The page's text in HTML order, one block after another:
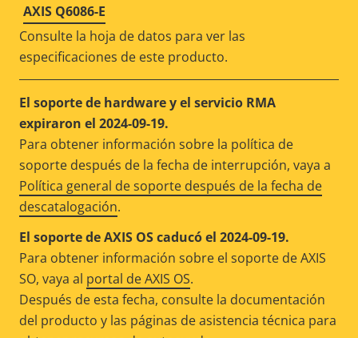
AXIS Q6086-E
Consulte la hoja de datos para ver las
especificaciones de este producto.
El soporte de hardware y el servicio RMA
expiraron el 2024-09-19.
Para obtener información sobre la política de
soporte después de la fecha de interrupción, vaya a
Política general de soporte después de la fecha de
descatalogación.
El soporte de AXIS OS caducó el 2024-09-19.
Para obtener información sobre el soporte de AXIS
SO, vaya al portal de AXIS OS.
Después de esta fecha, consulte la documentación
del producto y las páginas de asistencia técnica para